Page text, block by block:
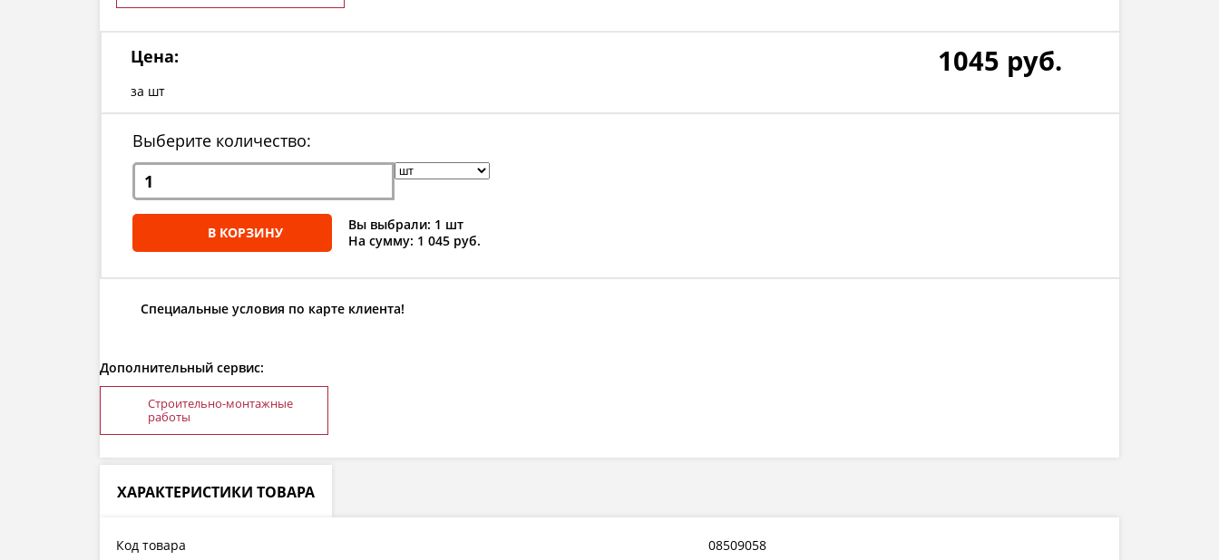
Цена:
за шт
1045 руб.
Выберите количество:
В КОРЗИНУ
Вы выбрали: 1 шт
На сумму: 1 045 руб.
Специальные условия по карте клиента!
Дополнительный сервис:
Строительно-монтажные
работы
ХАРАКТЕРИСТИКИ ТОВАРА
Код товара
08509058